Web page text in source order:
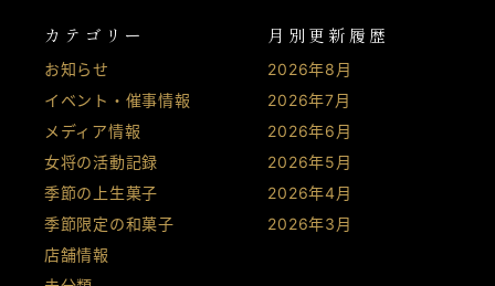
カテゴリー
お知らせ
イベント・催事情報
メディア情報
女将の活動記録
季節の上生菓子
季節限定の和菓子
店舗情報
月別更新履歴
2026年8月
2026年7月
2026年6月
2026年5月
2026年4月
2026年3月